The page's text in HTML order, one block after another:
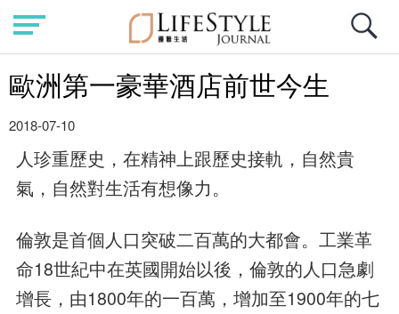
歐洲第一豪華酒店前世今生
2018-07-10
人珍重歷史，在精神上跟歷史接軌，自然貴
氣，自然對生活有想像力。
倫敦是首個人口突破二百萬的大都會。工業革
命18世紀中在英國開始以後，倫敦的人口急劇
增長，由1800年的一百萬，增加至1900年的七